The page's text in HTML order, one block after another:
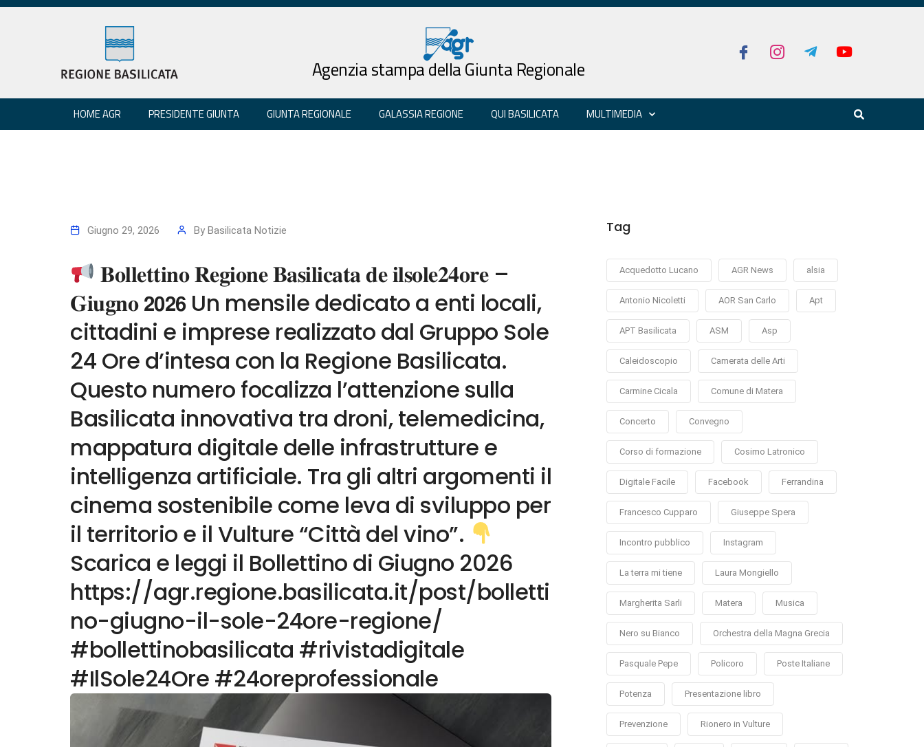
Agenzia stampa della Giunta Regionale
HOME AGR PRESIDENTE GIUNTA GIUNTA REGIONALE GALASSIA REGIONE QUI BASILICATA MULTIMEDIA
Giugno 29, 2026 By Basilicata Notizie
𝐁𝐨𝐥𝐥𝐞𝐭𝐭𝐢𝐧𝐨 𝐑𝐞𝐠𝐢𝐨𝐧𝐞 𝐁𝐚𝐬𝐢𝐥𝐢𝐜𝐚𝐭𝐚 𝐝𝐞 𝐢𝐥𝐬𝐨𝐥𝐞𝟐𝟒𝐨𝐫𝐞 –
𝐆𝐢𝐮𝐠𝐧𝐨 𝟮𝟬𝟮𝟲 Un mensile dedicato a enti locali,
cittadini e imprese realizzato dal Gruppo Sole
24 Ore d’intesa con la Regione Basilicata.
Questo numero focalizza l’attenzione sulla
Basilicata innovativa tra droni, telemedicina,
mappatura digitale delle infrastrutture e
intelligenza artificiale. Tra gli altri argomenti il
cinema sostenibile come leva di sviluppo per
il territorio e il Vulture “Città del vino”.
Scarica e leggi il Bollettino di Giugno 2026
https://agr.regione.basilicata.it/post/bolletti
no-giugno-il-sole-24ore-regione/
#bollettinobasilicata #rivistadigitale
#IlSole24Ore #24oreprofessionale
Tag
Acquedotto Lucano AGR News alsia
Antonio Nicoletti AOR San Carlo Apt
APT Basilicata ASM Asp
Caleidoscopio Camerata delle Arti
Carmine Cicala Comune di Matera
Concerto Convegno
Corso di formazione Cosimo Latronico
Digitale Facile Facebook Ferrandina
Francesco Cupparo Giuseppe Spera
Incontro pubblico Instagram
La terra mi tiene Laura Mongiello
Margherita Sarli Matera Musica
Nero su Bianco Orchestra della Magna Grecia
Pasquale Pepe Policoro Poste Italiane
Potenza Presentazione libro
Prevenzione Rionero in Vulture